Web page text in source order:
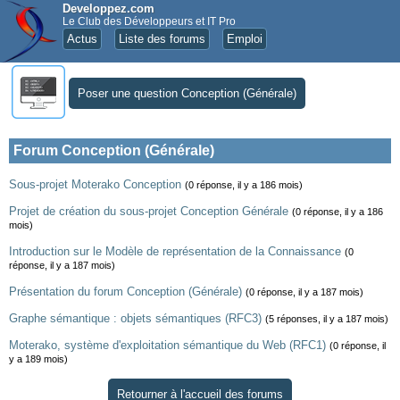
Developpez.com
Le Club des Développeurs et IT Pro
Actus Liste des forums Emploi
Poser une question Conception (Générale)
Forum Conception (Générale)
Sous-projet Moterako Conception (0 réponse, il y a 186 mois)
Projet de création du sous-projet Conception Générale (0 réponse, il y a 186
mois)
Introduction sur le Modèle de représentation de la Connaissance (0
réponse, il y a 187 mois)
Présentation du forum Conception (Générale) (0 réponse, il y a 187 mois)
Graphe sémantique : objets sémantiques (RFC3) (5 réponses, il y a 187 mois)
Moterako, système d'exploitation sémantique du Web (RFC1) (0 réponse, il
y a 189 mois)
Retourner à l'accueil des forums